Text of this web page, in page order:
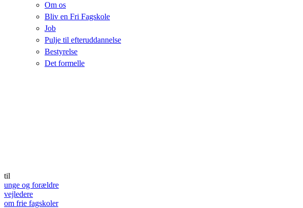
Om os
Bliv en Fri Fagskole
Job
Pulje til efteruddannelse
Bestyrelse
Det formelle
til
unge og forældre
vejledere
om frie fagskoler